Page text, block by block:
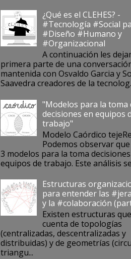
¿Qué es el CLEHES? -
#Tecnología #Social
#Diseño #Humano y
#Organizacional
A continuación les
primera parte de una
mantenida con Osvaldo Garcia y
Saavedra creadores de la
"Modelos para la toma
decisiones en equipos
trabajo"
Modelo Caórdico
Podemos observar
3 modelos para la toma
equipos de trabajo. Este análisis
Estructuras
para entender las
y la #colaboración
Existen estructuras
cuenta de topologías
(centralizadas, descentralizadas y
distribuidas) y de geometrías
triangu...